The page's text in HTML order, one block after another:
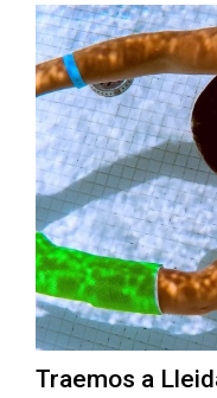
Traemos a